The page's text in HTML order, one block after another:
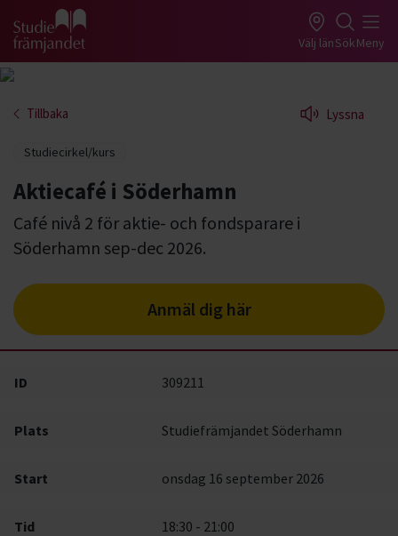
Gå till studiefrämjandets startsida Välj länSökMeny
Tillbaka Lyssna
Studiecirkel/kurs
Aktiecafé i Söderhamn
Café nivå 2 för aktie- och fondsparare i
Söderhamn sep-dec 2026.
Anmäl dig här
ID 309211
Plats Studiefrämjandet Söderhamn
Start onsdag 16 september 2026
Tid 18:30 - 21:00